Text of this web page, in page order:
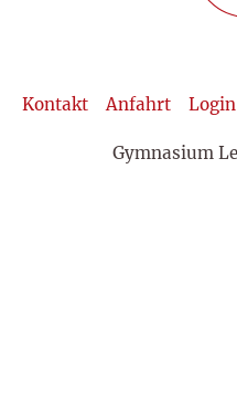
Kontakt Anfahrt Login
Gymnasium